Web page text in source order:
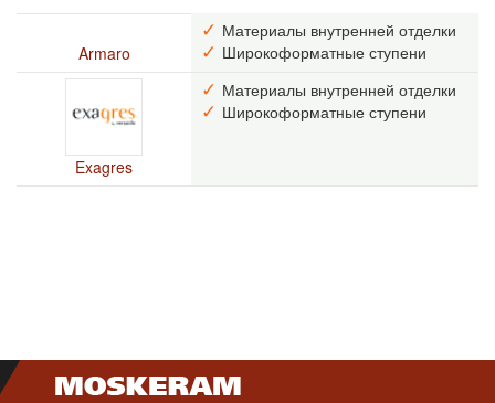
Armaro
Материалы внутренней отделки
Широкоформатные ступени
Exagres
Материалы внутренней отделки
Широкоформатные ступени